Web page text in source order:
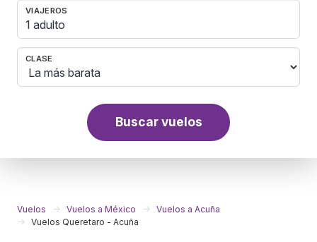
VIAJEROS
1 adulto
CLASE
Buscar vuelos
Vuelos Vuelos a México
Vuelos a Acuña
Vuelos Queretaro - Acuña